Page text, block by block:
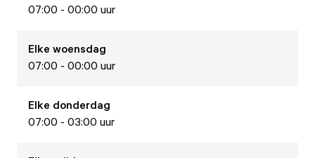
07:00 - 00:00 uur
Elke woensdag
07:00 - 00:00 uur
Elke donderdag
07:00 - 03:00 uur